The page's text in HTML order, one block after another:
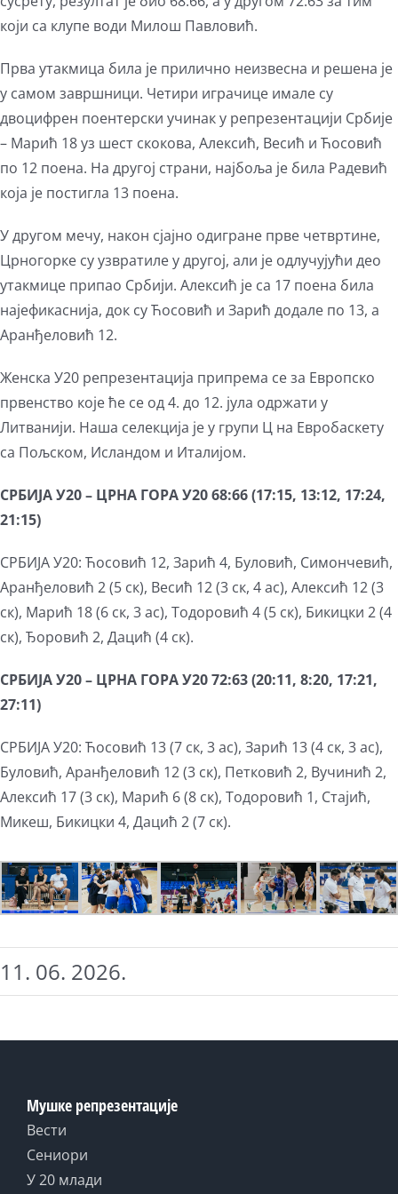
који са клупе води Милош Павловић.
Прва утакмица била је прилично неизвесна и решена је
у самом завршници. Четири играчице имале су
двоцифрен поентерски учинак у репрезентацији Србије
– Марић 18 уз шест скокова, Алексић, Весић и Ћосовић
по 12 поена. На другој страни, најбоља је била Радевић
која је постигла 13 поена.
У другом мечу, након сјајно одигране прве четвртине,
Црногорке су узвратиле у другој, али је одлучујући део
утакмице припао Србији. Алексић је са 17 поена била
најефикаснија, док су Ћосовић и Зарић додале по 13, а
Аранђеловић 12.
Женска У20 репрезентација припрема се за Европско
првенство које ће се од 4. до 12. јула одржати у
Литванији. Наша селекција је у групи Ц на Евробаскету
са Пољском, Исландом и Италијом.
СРБИЈА У20 – ЦРНА ГОРА У20 68:66 (17:15, 13:12, 17:24,
21:15)
СРБИЈА У20: Ћосовић 12, Зарић 4, Буловић, Симончевић,
Аранђеловић 2 (5 ск), Весић 12 (3 ск, 4 ас), Алексић 12 (3
ск), Марић 18 (6 ск, 3 ас), Тодоровић 4 (5 ск), Бикицки 2 (4
ск), Ђоровић 2, Дацић (4 ск).
СРБИЈА У20 – ЦРНА ГОРА У20 72:63 (20:11, 8:20, 17:21,
27:11)
СРБИЈА У20: Ћосовић 13 (7 ск, 3 ас), Зарић 13 (4 ск, 3 ас),
Буловић, Аранђеловић 12 (3 ск), Петковић 2, Вучинић 2,
Алексић 17 (3 ск), Марић 6 (8 ск), Тодоровић 1, Стајић,
Микеш, Бикицки 4, Дацић 2 (7 ск).
11. 06. 2026.
Мушке репрезентације
Вести
Сениори
У 20 млади